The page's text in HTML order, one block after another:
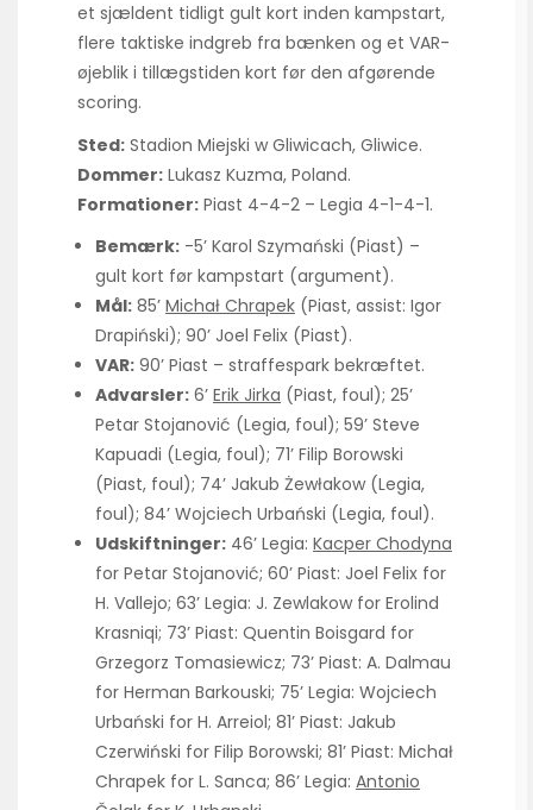
et sjældent tidligt gult kort inden kampstart,
flere taktiske indgreb fra bænken og et VAR-
øjeblik i tillægstiden kort før den afgørende
scoring.
Sted: Stadion Miejski w Gliwicach, Gliwice.
Dommer: Lukasz Kuzma, Poland.
Formationer: Piast 4-4-2 – Legia 4-1-4-1.
Bemærk: -5’ Karol Szymański (Piast) –
gult kort før kampstart (argument).
Mål: 85’ Michał Chrapek (Piast, assist: Igor
Drapiński); 90’ Joel Felix (Piast).
VAR: 90’ Piast – straffespark bekræftet.
Advarsler: 6’ Erik Jirka (Piast, foul); 25’
Petar Stojanović (Legia, foul); 59’ Steve
Kapuadi (Legia, foul); 71’ Filip Borowski
(Piast, foul); 74’ Jakub Żewłakow (Legia,
foul); 84’ Wojciech Urbański (Legia, foul).
Udskiftninger: 46’ Legia: Kacper Chodyna
for Petar Stojanović; 60’ Piast: Joel Felix for
H. Vallejo; 63’ Legia: J. Zewlakow for Erolind
Krasniqi; 73’ Piast: Quentin Boisgard for
Grzegorz Tomasiewicz; 73’ Piast: A. Dalmau
for Herman Barkouski; 75’ Legia: Wojciech
Urbański for H. Arreiol; 81’ Piast: Jakub
Czerwiński for Filip Borowski; 81’ Piast: Michał
Chrapek for L. Sanca; 86’ Legia: Antonio